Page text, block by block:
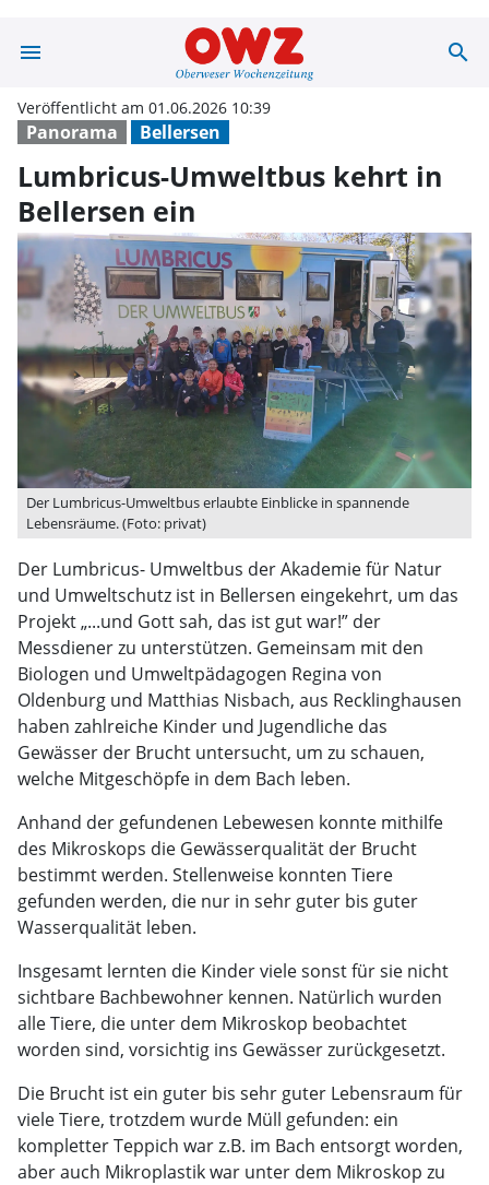
menu Lumbricus- search
Panorama Bellersen
Veröffentlicht am 01.06.2026 10:39
Lumbricus-Umweltbus kehrt in
Bellersen ein
Der Lumbricus-Umweltbus erlaubte Einblicke in spannende
Lebensräume. (Foto: privat)
Der Lumbricus- Umweltbus der Akademie für Natur
und Umweltschutz ist in Bellersen eingekehrt, um das
Projekt „...und Gott sah, das ist gut war!” der
Messdiener zu unterstützen. Gemeinsam mit den
Biologen und Umweltpädagogen Regina von
Oldenburg und Matthias Nisbach, aus Recklinghausen
haben zahlreiche Kinder und Jugendliche das
Gewässer der Brucht untersucht, um zu schauen,
welche Mitgeschöpfe in dem Bach leben.
Anhand der gefundenen Lebewesen konnte mithilfe
des Mikroskops die Gewässerqualität der Brucht
bestimmt werden. Stellenweise konnten Tiere
gefunden werden, die nur in sehr guter bis guter
Wasserqualität leben.
Insgesamt lernten die Kinder viele sonst für sie nicht
sichtbare Bachbewohner kennen. Natürlich wurden
alle Tiere, die unter dem Mikroskop beobachtet
worden sind, vorsichtig ins Gewässer zurückgesetzt.
Die Brucht ist ein guter bis sehr guter Lebensraum für
viele Tiere, trotzdem wurde Müll gefunden: ein
kompletter Teppich war z.B. im Bach entsorgt worden,
aber auch Mikroplastik war unter dem Mikroskop zu